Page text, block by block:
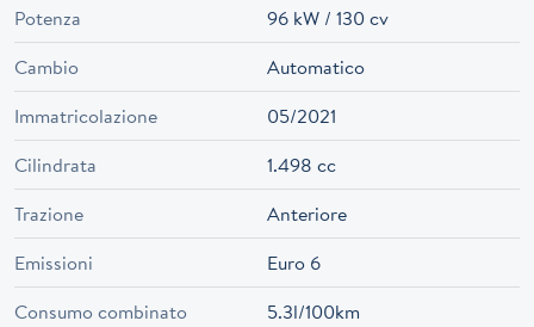
Potenza
96 kW / 130 cv
Cambio
Automatico
Immatricolazione
05/2021
Cilindrata
1.498 cc
Trazione
Anteriore
Emissioni
Euro 6
Consumo combinato
5.3l/100km